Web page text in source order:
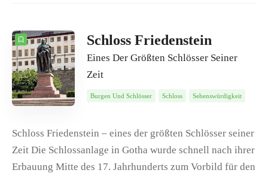
ANZAHL
REIHENFOLGE
Schloss Friedenstein
Eines Der Größten Schlösser Seiner
Zeit
Burgen Und Schlösser Schloss Sehenswürdigkeit
Schloss Friedenstein – eines der größten Schlösser seiner
Zeit Die Schlossanlage in Gotha wurde schnell nach ihrer
Erbauung Mitte des 17. Jahrhunderts zum Vorbild für den